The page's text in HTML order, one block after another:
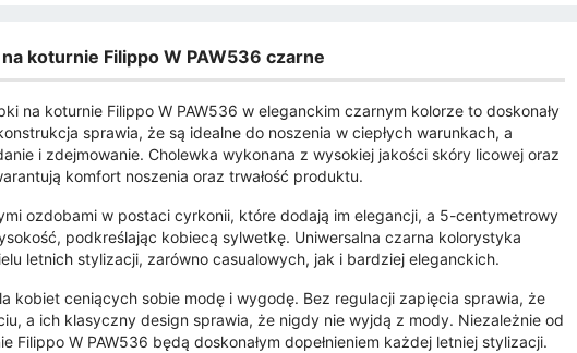
koturnie Filippo W PAW536 czarne
na koturnie Filippo W PAW536 w eleganckim czarnym kolorze to doskonały
sprawia, że są idealne do noszenia w ciepłych warunkach, a
i zdejmowanie. Cholewka wykonana z wysokiej jakości skóry licowej oraz
komfort noszenia oraz trwałość produktu.
ozdobami w postaci cyrkonii, które dodają im elegancji, a 5-centymetrowy
podkreślając kobiecą sylwetkę. Uniwersalna czarna kolorystyka
letnich stylizacji, zarówno casualowych, jak i bardziej eleganckich.
kobiet ceniących sobie modę i wygodę. Bez regulacji zapięcia sprawia, że
a ich klasyczny design sprawia, że nigdy nie wyjdą z mody. Niezależnie od
Filippo W PAW536 będą doskonałym dopełnieniem każdej letniej stylizacji.